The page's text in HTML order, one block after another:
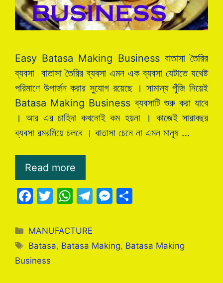
Easy Batasa Making Business বাতাসা তৈরির
ব্যবসা বাতাসা তৈরির ব্যবসা এমন এক ব্যবসা যেটাতে যথেষ্ট
পরিমাণে উপার্জন করার সুযোগ রয়েছে । সামান্য পুঁজি নিয়েই
Batasa Making Business ব্যবসাটি শুরু করা যাবে
। আর এর চাহিদা কখনোই কম হয়না । কাজেই সারাবছর
ব্যবসা রমরমিয়ে চলবে । বাতাসা চেনে না এমন মানুষ …
Read more
F
c
e
b
T
itt
er
W
at
s
T
gr
M
s
e
Categories
MANUFACTURE
Tags
Batasa, Batasa Making, Batasa Making
Business